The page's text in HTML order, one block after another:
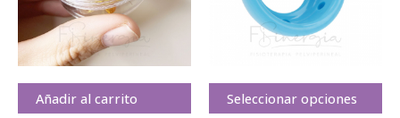
Añadir al carrito
Seleccionar opciones